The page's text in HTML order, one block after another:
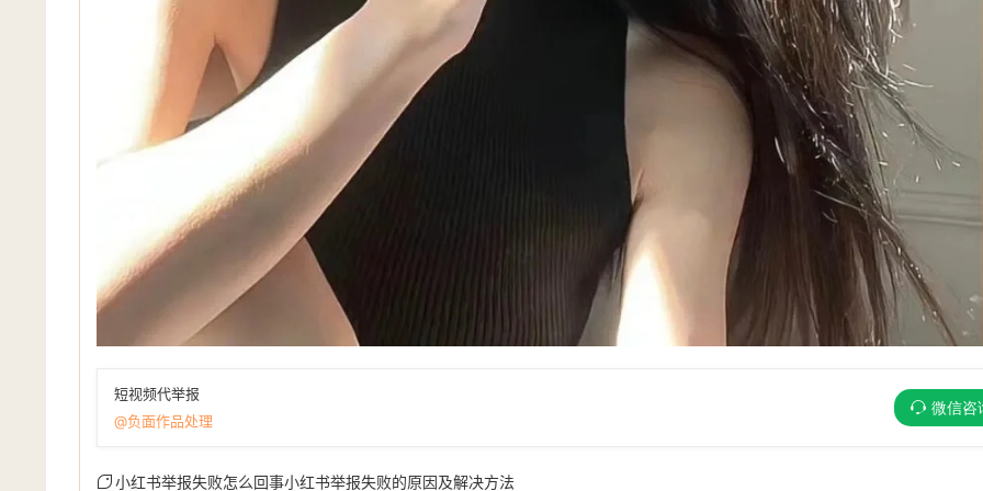
短视频代举报
@负面作品处理
微信咨
小红书举报失败怎么回事小红书举报失败的原因及解决方法